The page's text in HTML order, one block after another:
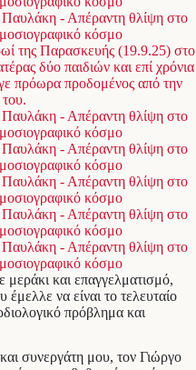
και επαγγελματισμό,
να είναι το τελευταίο
πρόβλημα και
συνεργάτη μου, τον Γιώργο